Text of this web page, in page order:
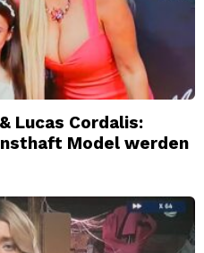
Lucas Cordalis:
Model werden